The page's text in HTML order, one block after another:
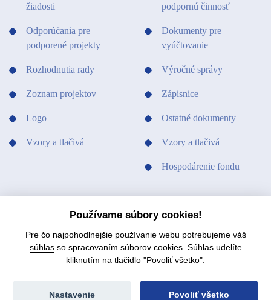
žiadosti
Odporúčania pre
podporené projekty
Rozhodnutia rady
Zoznam projektov
Logo
Vzory a tlačivá
podpornú činnosť
Dokumenty pre
vyúčtovanie
Výročné správy
Zápisnice
Ostatné dokumenty
Vzory a tlačivá
Hospodárenie fondu
PODPORILI SME KONTAKTY
© 2021 Fond na podporu umenia. Mapa stránok
Používame súbory cookies!
Pre čo najpohodlnejšie používanie webu potrebujeme váš
súhlasso spracovaním súborov cookies. Súhlas udelíte
kliknutím na tlačidlo "Povoliť všetko".
Povoliť všetko
Nastavenie